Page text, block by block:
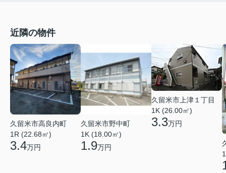
近隣の物件
久留米市高良内町
1R (22.68㎡)
3.4万円
久留米市野中町
1K (18.00㎡)
1.9万円
久留米市上津１丁目
1K (26.00㎡)
3.3万円